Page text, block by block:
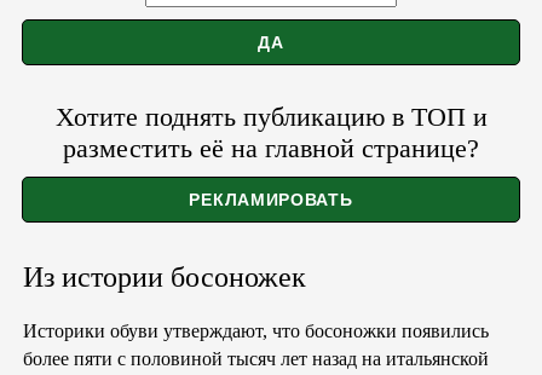
Хотите поднять публикацию в ТОП и
разместить её на главной странице?
Из истории босоножек
Историки обуви утверждают, что босоножки появились
более пяти с половиной тысяч лет назад на итальянской